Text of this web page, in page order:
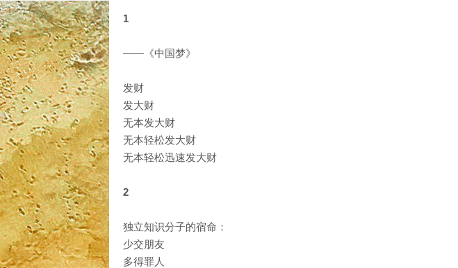
1
——《中国梦》
发财
发大财
无本发大财
无本轻松发大财
无本轻松迅速发大财
2
独立知识分子的宿命：
少交朋友
多得罪人